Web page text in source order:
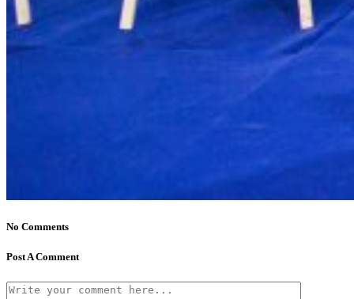
No Comments
Post A Comment